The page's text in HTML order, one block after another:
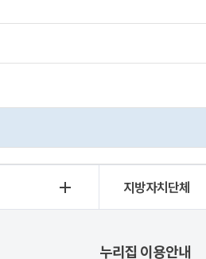
지방자치단체
누리집 이용안내